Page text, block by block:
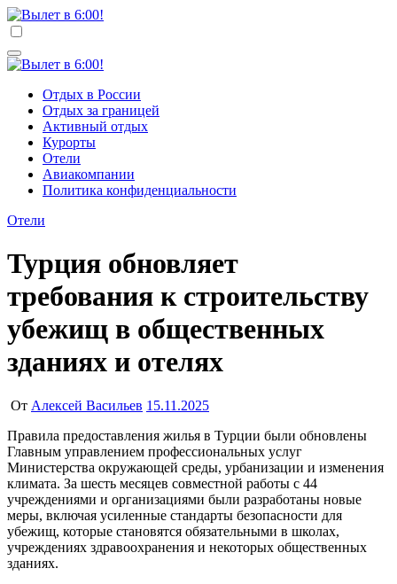
Перейти
к
Генеральный директор: Чернокоз Ольга Валерьевна
Учредитель ООО "Клуб регионов", ИНН 6685155934
Генеральный директор: Чернокоз Ольга Валерьевна
info@gosrf.ru +7 (495) 920-51-49
Отдых в России
Отдых за границей
Активный отдых
Курорты
Отели
Авиакомпании
Политика конфиденциальности
Отели
Турция обновляет
требования к строительству
убежищ в общественных
зданиях и отелях
От Алексей Васильев 15.11.2025
Правила предоставления жилья в Турции были обновлены
Главным управлением профессиональных услуг
Министерства окружающей среды, урбанизации и изменения
климата. За шесть месяцев совместной работы с 44
учреждениями и организациями были разработаны новые
меры, включая усиленные стандарты безопасности для
убежищ, которые становятся обязательными в школах,
учреждениях здравоохранения и некоторых общественных
зданиях.